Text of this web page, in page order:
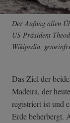
Der Anfang allen
US-Präsident
Wikipedia,
Das Ziel der
Madeira, der
registriert ist und
Erde beherbergt.